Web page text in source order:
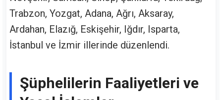
Trabzon, Yozgat, Adana, Ağrı, Aksaray,
Ardahan, Elazığ, Eskişehir, Iğdır, Isparta,
İstanbul ve İzmir illerinde düzenlendi.
Şüphelilerin Faaliyetleri ve